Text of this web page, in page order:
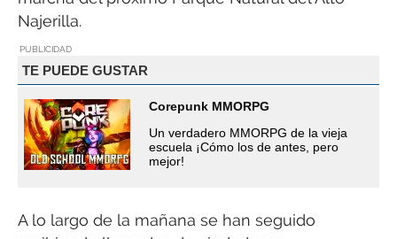
Najerilla.
PUBLICIDAD
TE PUEDE GUSTAR
Corepunk MMORPG
Un verdadero MMORPG de la vieja
escuela ¡Cómo los de antes, pero
mejor!
A lo largo de la mañana se han seguido